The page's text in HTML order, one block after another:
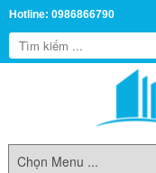
Hotline: 0986866790